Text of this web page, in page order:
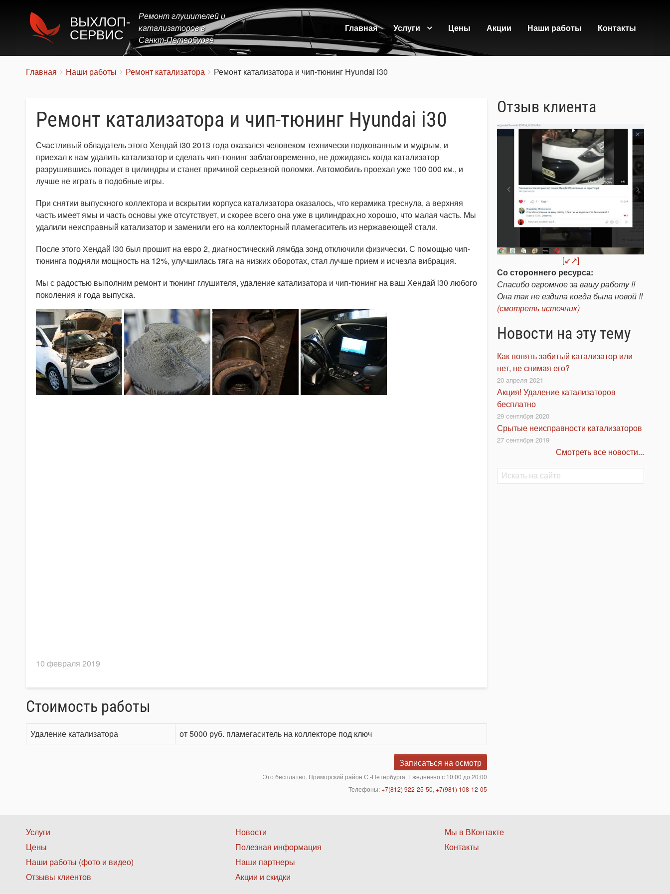
ВЫХЛОП-
СЕРВИС
Ремонт глушителей и
катализаторов в
Санкт-Петербурге
Главная Услуги Цены Акции Наши работы Контакты
Строка
You
Главная Наши работы Ремонт катализатора Ремонт катализатора и чип-тюнинг Hyundai i30
Ремонт катализатора и чип-тюнинг Hyundai i30
Счастливый обладатель этого Хендай i30 2013 года оказался человеком технически подкованным и мудрым, и
приехал к нам удалить катализатор и сделать чип-тюнинг заблаговременно, не дожидаясь когда катализатор
разрушившись попадет в цилиндры и станет причиной серьезной поломки. Автомобиль проехал уже 100 000 км., и
лучше не играть в подобные игры.
При снятии выпускного коллектора и вскрытии корпуса катализатора оказалось, что керамика треснула, а верхняя
часть имеет ямы и часть основы уже отсутствует, и скорее всего она уже в цилиндрах,но хорошо, что малая часть. Мы
удалили неисправный катализатор и заменили его на коллекторный пламегаситель из нержавеющей стали.
После этого Хендай I30 был прошит на евро 2, диагностический лямбда зонд отключили физически. С помощью чип-
тюнинга подняли мощность на 12%, улучшилась тяга на низких оборотах, стал лучше прием и исчезла вибрация.
Мы с радостью выполним ремонт и тюнинг глушителя, удаление катализатора и чип-тюнинг на ваш Хендай i30 любого
поколения и года выпуска.
10 февраля 2019
Стоимость работы
Удаление катализатора от 5000 руб. пламегаситель на коллекторе под ключ
Записаться на осмотр
Это бесплатно. Приморский район С.-Петербурга. Ежедневно с 10:00 до 20:00
Телефоны:+7(812) 922-25-50, +7(981) 108-12-05
Отзыв клиента
[↙↗]
Со стороннего ресурса:
Спасибо огромное за вашу работу !!
Она так не ездила когда была новой !!
(смотреть источник)
Новости на эту тему
Как понять забитый катализатор или
нет, не снимая его?
20 апреля 2021
Акция! Удаление катализаторов
бесплатно
29 сентября 2020
Срытые неисправности катализаторов
27 сентября 2019
Смотреть все новости...
Поиск
Поиск
Нижнее
меню
1
Услуги
Цены
Наши работы (фото и видео)
Отзывы клиентов
Нижнее
меню
2
Новости
Полезная информация
Наши партнеры
Акции и скидки
Нижнее
меню
Мы в ВКонтакте
Контакты